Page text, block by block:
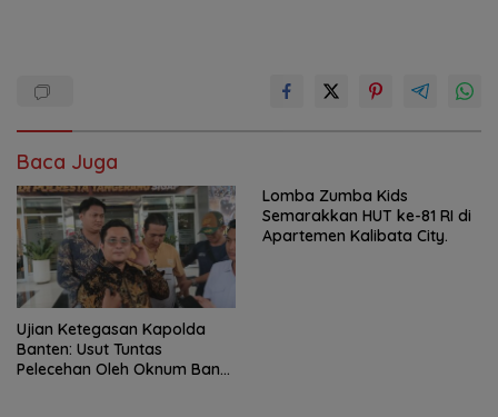
Baca Juga
Ujian Ketegasan Kapolda
Banten: Usut Tuntas
Pelecehan Oleh Oknum Bank
Lomba Zumba Kids
Semarakkan HUT ke-81 RI di
Apartemen Kalibata City.